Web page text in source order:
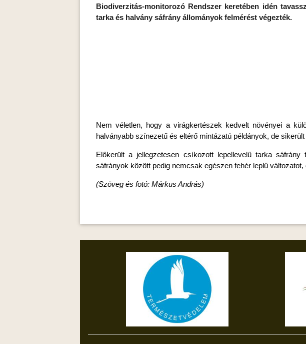
Biodiverzitás-monitorozó Rendszer keretében idén
tarka és halvány sáfrány állományok felmérést végezték.
Nem véletlen, hogy a virágkertészek kedvelt növényei a
halványabb színezetű és eltérő mintázatú példányok, de
Előkerült a jellegzetesen csíkozott lepellevelű tarka
sáfrányok között pedig nemcsak egészen fehér leplű
(Szöveg és fotó: Márkus András)